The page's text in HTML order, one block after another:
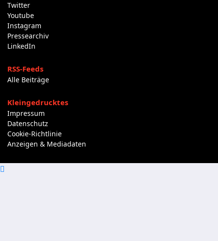
Twitter
Youtube
Instagram
Pressearchiv
LinkedIn
RSS-Feeds
Alle Beiträge
Kleingedrucktes
Impressum
Datenschutz
Cookie-Richtlinie
Anzeigen & Mediadaten